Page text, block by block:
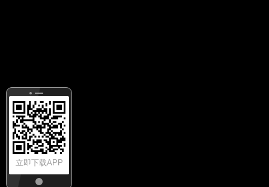
立即下载APP